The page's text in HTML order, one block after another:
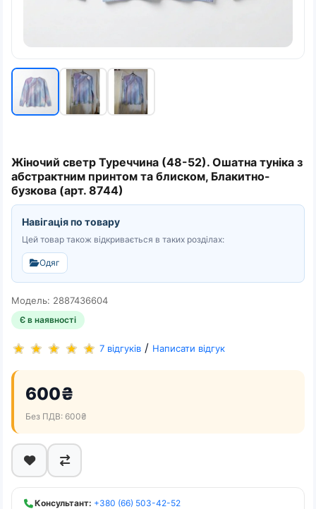
Жіночий светр Туреччина (48-52). Ошатна туніка з
абстрактним принтом та блиском, Блакитно-
бузкова (арт. 8744)
Навігація по товару
Цей товар також відкривається в таких розділах:
Одяг
Модель: 2887436604
Є в наявності
7 відгуків / Написати відгук
600₴
Без ПДВ: 600₴
Консультант: +380 (66) 503-42-52